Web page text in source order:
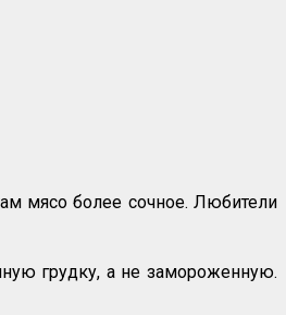
мясо более сочное. Любители
грудку, а не замороженную.